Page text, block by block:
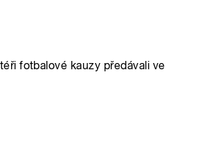
fotbalové kauzy předávali ve